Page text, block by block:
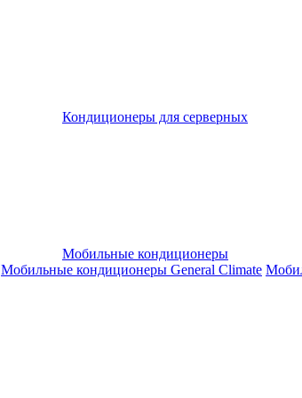
Кондиционеры для серверных
Мобильные кондиционеры
Мобильные кондиционеры General Climate